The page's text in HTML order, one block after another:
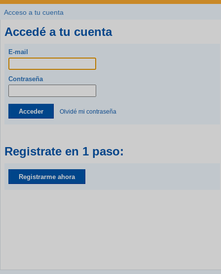
Acceso a tu cuenta
Accedé a tu cuenta
E-mail
Contraseña
Acceder Olvidé mi contraseña
Registrate en 1 paso:
Registrarme ahora